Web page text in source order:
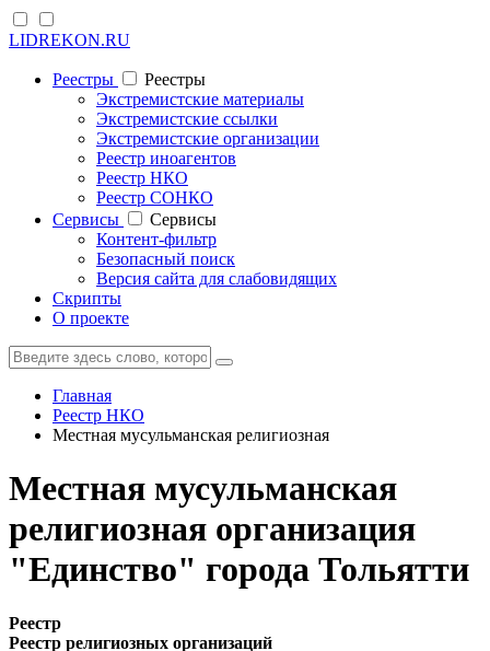
LIDREKON.RU
Реестры
Реестры
Экстремистские материалы
Экстремистские ссылки
Экстремистские организации
Реестр иноагентов
Реестр НКО
Реестр СОНКО
Cервисы
Cервисы
Контент-фильтр
Безопасный поиск
Версия сайта для слабовидящих
Скрипты
О проекте
Главная
Реестр НКО
Местная мусульманская религиозная
Местная мусульманская
религиозная организация
"Единство" города Тольятти
Реестр
Реестр религиозных организаций